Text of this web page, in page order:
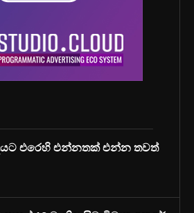
එරෙහි එන්නතක් එන්න තවත්